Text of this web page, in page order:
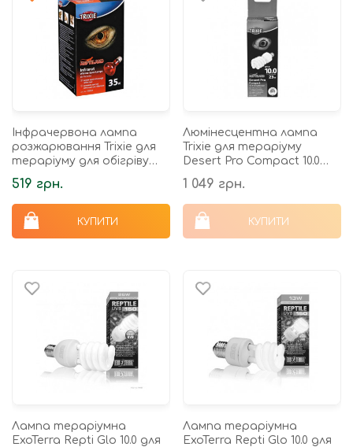
Інфрачервона лампа
розжарювання Trixie для
тераріуму для обігріву
E27 63х100 мм/35 Вт
519 грн.
КУПИТИ
Люмінесцентна лампа
Trixie для тераріуму
Desert Pro Compact 10.0
для опромінення
променями УФ-В спектра
60х152 мм/23 Вт
1 049 грн.
КУПИТИ
Лампа тераріумна
ExoTerra Repti Glo 10.0 для
Лампа тераріумна
ExoTerra Repti Glo 10.0 для